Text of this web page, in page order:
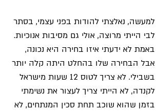
למעשה, נאלצתי להודות בפני עצמי, בסתר
לבי הייתי מרוצה, אולי גם מסיבות אנוכיות.
באמת לא ידעתי איזו בחירה היא נכונה,
אבל הבחירה שלו בהחלט היתה קלה יותר
בשבילי. לא צריך לטוס 12 שעות מישראל
לקנדה, לא הייתי צריך לעצור את נשימתי
בזמן שהוא שוכב תחת סכין המנתחים, לא